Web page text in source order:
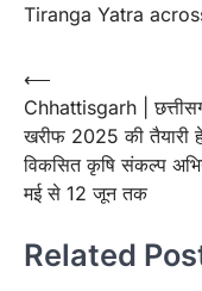
Tiranga Yatra
Post
navigation
⟵
Chhattisgarh |
खरीफ 2025 की तैयारी
विकसित कृषि संकल्प
मई से 12 जून तक
Related